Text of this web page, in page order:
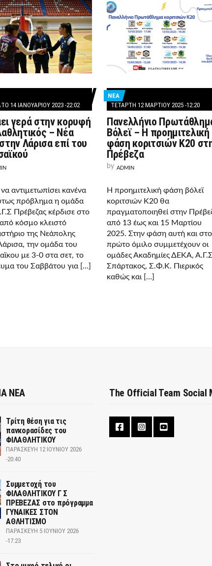
14 ΙΑΝΟΥΑΡΊΟΥ 2023 -22:02
γερά στην κορυφή
– Νέα
Λάρισα επί του
αντιμετωπίσει κανένα
πρόβλημα η ομάδα
Πρέβεζας κέρδισε στο
κόσμο κλειστό
της Νεάπολης
την ομάδα του
με 3-0 στα σετ, το
του Σαββάτου για […]
ΝΕΑ
ΤΕΤΆΡΤΗ 12 ΜΑΡΤΊΟΥ 2025 -12:20
Πανελλήνιο
Βόλεϊ – Η προημιτελική
φάση κοριτσιών Κ20
Πρέβεζα
by ADMIN
Η προημιτελική φάση βόλεϊ
κοριτσιών Κ20 θα
πραγματοποιηθεί στην
από 13 έως και 15 Μαρτίου
2025. Στην φάση αυτή και
πρώτο όμιλο συμμετέχουν οι
ομάδες Ακαδημίες ΔΕΚΑ,
Σπάρτακος, Σ.Φ.Κ. Πιερικός
καθώς και […]
ΝΕΑ
Τρίτη θέση για τις
πανκορασίδες του
ΦΙΛΑΘΛΗΤΙΚΟΥ
ΠΑΡΑΣΚΕΥΉ 12 ΙΟΥΝΊΟΥ 2026
-20:40
Συμμετοχή του
ΦΙΛΑΘΛΗΤΙΚΟΥ Γ Σ
ΠΡΕΒΕΖΑΣ στο πρόγραμμα
ΓΥΝΑΙΚΕΣ ΣΤΟΝ
ΑΘΛΗΤΙΣΜΟ
ΠΑΡΑΣΚΕΥΉ 5 ΙΟΥΝΊΟΥ 2026
-17:23
The Official Team Social